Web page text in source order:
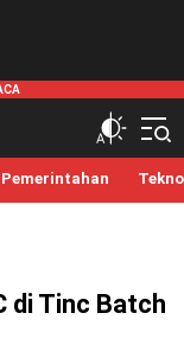
Pemerintahan Tekno
di Tinc Batch